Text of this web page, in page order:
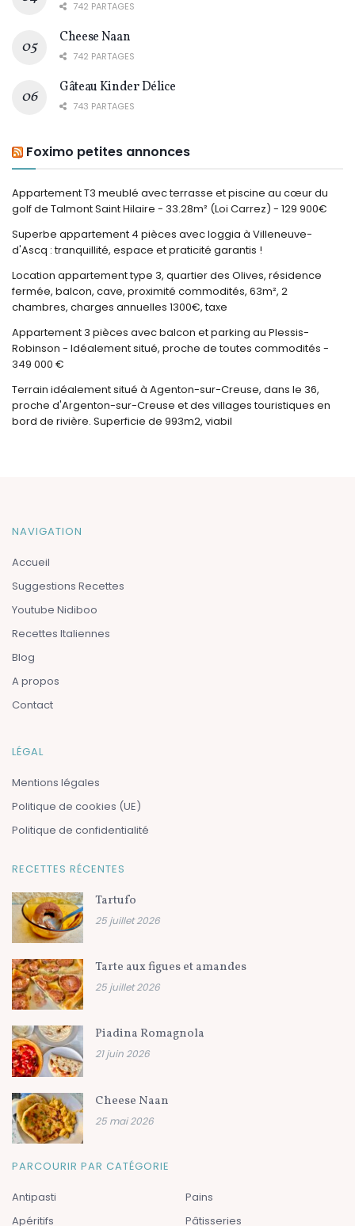
742 PARTAGES
Cheese Naan
742 PARTAGES
Gâteau Kinder Délice
743 PARTAGES
Foximo petites annonces
Appartement T3 meublé avec terrasse et piscine au cœur du
golf de Talmont Saint Hilaire - 33.28m² (Loi Carrez) - 129 900€
Superbe appartement 4 pièces avec loggia à Villeneuve-
d'Ascq : tranquillité, espace et praticité garantis !
Location appartement type 3, quartier des Olives, résidence
fermée, balcon, cave, proximité commodités, 63m², 2
chambres, charges annuelles 1300€, taxe
Appartement 3 pièces avec balcon et parking au Plessis-
Robinson - Idéalement situé, proche de toutes commodités -
349 000 €
Terrain idéalement situé à Agenton-sur-Creuse, dans le 36,
proche d'Argenton-sur-Creuse et des villages touristiques en
bord de rivière. Superficie de 993m2, viabil
NAVIGATION
Accueil
Suggestions Recettes
Youtube Nidiboo
Recettes Italiennes
Blog
A propos
Contact
LÉGAL
Mentions légales
Politique de cookies (UE)
Politique de confidentialité
RECETTES RÉCENTES
Tartufo
25 juillet 2026
Tarte aux figues et amandes
25 juillet 2026
Piadina Romagnola
21 juin 2026
Cheese Naan
25 mai 2026
PARCOURIR PAR CATÉGORIE
Antipasti
Apéritifs
Pains
Pâtisseries